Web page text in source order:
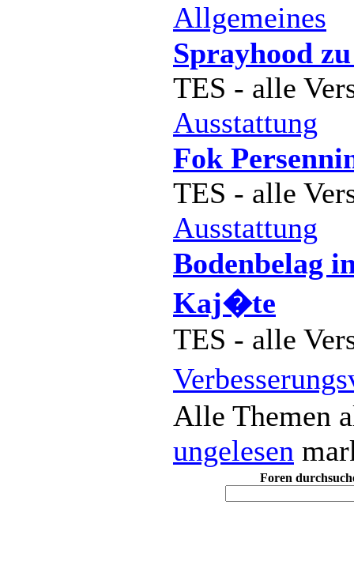
Allgemeines
Sprayhood
TES - alle
Ausstattung
Fok
TES - alle
Ausstattung
Bodenbelag
Kaj�te
TES - alle
Alle Themen
ungelesen
Foren